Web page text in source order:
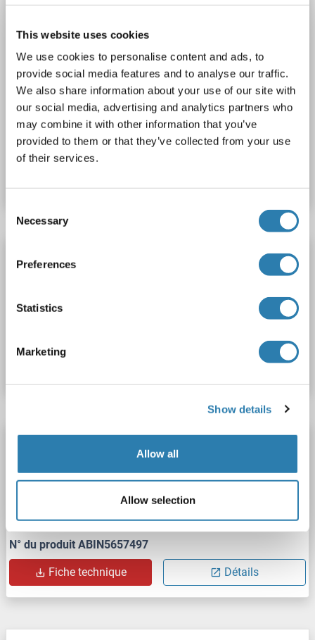
This website uses cookies
We use cookies to personalise content and ads, to
provide social media features and to analyse our traffic.
We also share information about your use of our site with
our social media, advertising and analytics partners who
may combine it with other information that you’ve
provided to them or that they’ve collected from your use
of their services.
Selection
Necessary
Preferences
Statistics
Marketing
Show details
Allow all
Allow selection
ELISA
N° du produit ABIN415716
Cell Culture Supernatant, Cell Samples, Plasma, Serum, Tissue Lysate
Olfactomedin 4 Kit ELISA
62.5 pg/mL - 4000 pg/mL
Plasma, Serum, Tissue Homogenate
N° du produit ABIN5657497
Fiche technique Détails